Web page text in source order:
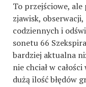
To przejściowe,
zjawisk,
codziennych i
sonetu 66
bardziej aktualna
nie chciał w
dużą ilość błędów